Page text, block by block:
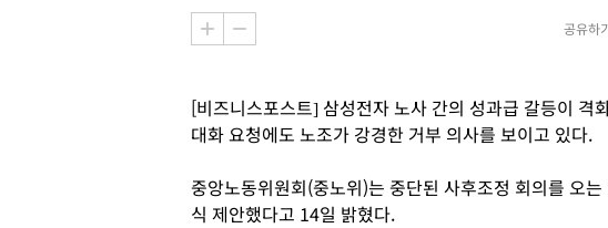
공유하
[비즈니스포스트] 삼성전자 노사 간의 성과급 갈등이 격
대화 요청에도 노조가 강경한 거부 의사를 보이고 있다.
중앙노동위원회(중노위)는 중단된 사후조정 회의를 오
식 제안했다고 14일 밝혔다.